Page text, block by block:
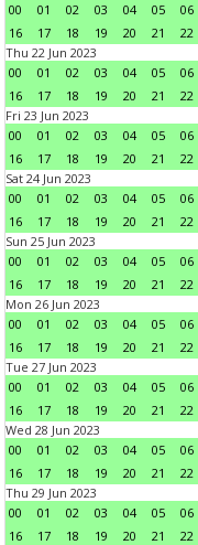
00
01 02 03 04 05 06
16
17 18 19 20 21 22
Thu 22 Jun 2023
00
01 02 03 04 05 06
16
17 18 19 20 21 22
Fri 23 Jun 2023
00
01 02 03 04 05 06
16
17 18 19 20 21 22
Sat 24 Jun 2023
00
01 02 03 04 05 06
16
17 18 19 20 21 22
Sun 25 Jun 2023
00
01 02 03 04 05 06
16
17 18 19 20 21 22
Mon 26 Jun 2023
00
01 02 03 04 05 06
16
17 18 19 20 21 22
Tue 27 Jun 2023
00
01 02 03 04 05 06
16
17 18 19 20 21 22
Wed 28 Jun 2023
00
01 02 03 04 05 06
16
17 18 19 20 21 22
Thu 29 Jun 2023
00
01 02 03 04 05 06
16
17 18 19 20 21 22